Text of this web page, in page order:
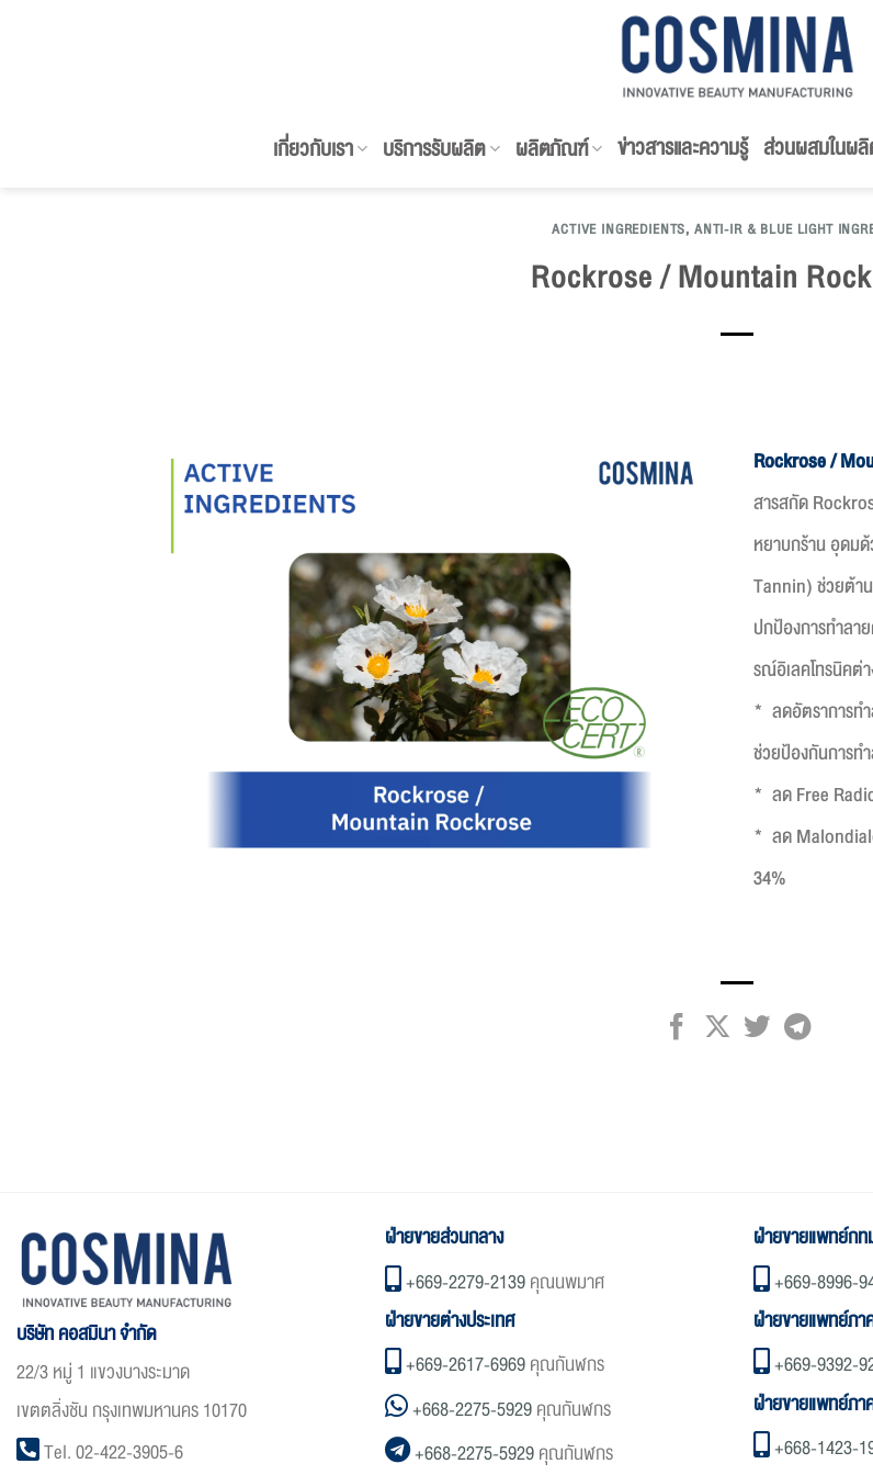
เกี่ยวกับเรา บริการรับผลิต ผลิตภัณฑ์ ข่าวสารและความรู้ ส่วนผสมในผ
ACTIVE INGREDIENTS, ANTI-IR & BLUE LIGHT
Rockrose / Mountain
Rockrose /
สารสกัด
หยาบกร้าน อุดม
Tannin) ช่วยต้า
ปกป้องการทำลา
รณ์อิเลคโทรนิคต่
* ลดอัตราการท
ช่วยป้องกันการท
* ลด Free
* ลด
34%
บริษัท คอสมินา จำกัด
22/3 หมู่ 1 แขวงบางระมาด
เขตตลิ่งชัน กรุงเทพมหานคร 10170
Tel. 02-422-3905-6
ฝ่ายขายส่วนกลาง
+669-2279-2139คุณนพมาศ
ฝ่ายขายต่างประเทศ
+669-2617-6969คุณกันฬกร
+668-2275-5929คุณกันฬกร
+668-2275-5929คุณกันฬกร
ฝ่ายขายแพทย์ก
+669-8996-
ฝ่ายขายแพทย์ภา
+669-9392-
ฝ่ายขายแพทย์ภา
+668-1423-